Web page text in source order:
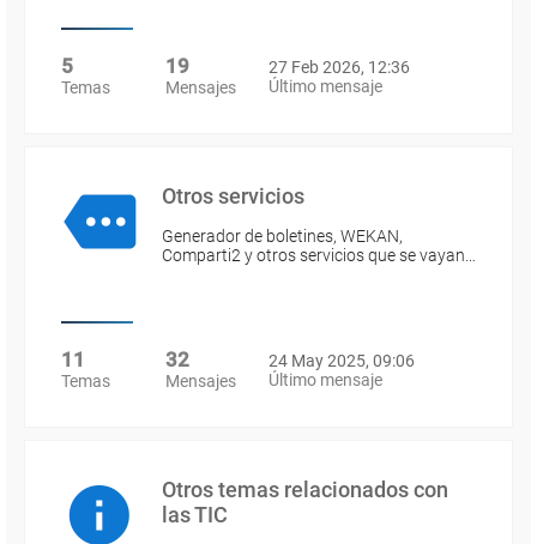
5
Temas
19
Mensajes
27 Feb 2026, 12:36
Último mensaje
Otros servicios
Generador de boletines, WEKAN,
Comparti2 y otros servicios que se vayan…
11
Temas
32
Mensajes
24 May 2025, 09:06
Último mensaje
Otros temas relacionados con
las TIC